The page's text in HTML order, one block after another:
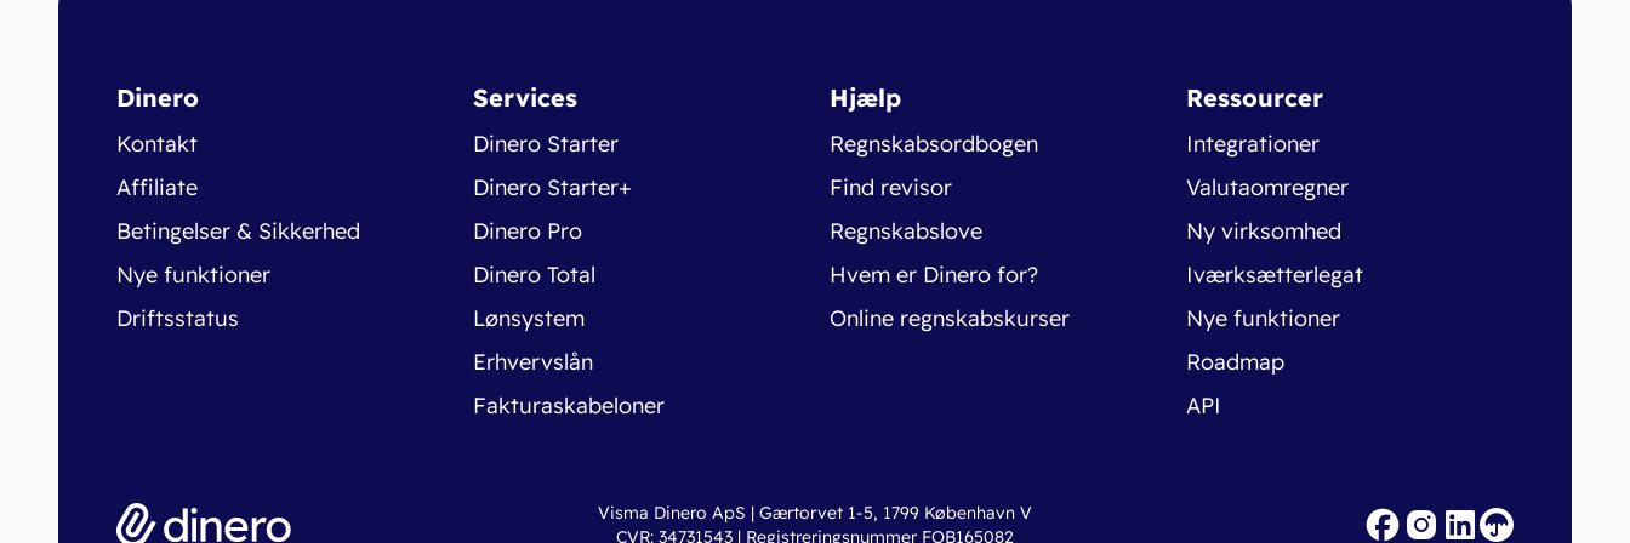
Dinero
Kontakt
Affiliate
Betingelser & Sikkerhed
Nye funktioner
Driftsstatus
Services
Dinero Starter
Dinero Starter+
Dinero Pro
Dinero Total
Lønsystem
Erhvervslån
Fakturaskabeloner
Hjælp
Regnskabsordbogen
Find revisor
Regnskabslove
Hvem er Dinero for?
Online regnskabskurser
Ressourcer
Integrationer
Valutaomregner
Ny virksomhed
Iværksætterlegat
Nye funktioner
Roadmap
API
Visma Dinero ApS | Gærtorvet 1-5, 1799 København V
CVR: 34731543 | Registreringsnummer FOB165082